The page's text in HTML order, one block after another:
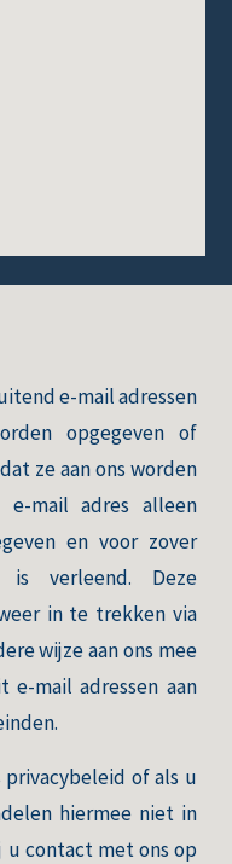
e-mail adressen
opgegeven of
ze aan ons worden
mail adres alleen
en voor zover
is verleend. Deze
in te trekken via
wijze aan ons mee
e-mail adressen aan
of als u
hiermee niet in
u contact met ons op